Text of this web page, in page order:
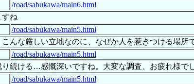
/road/sabukawa/main6.html
ね
/road/sabukawa/main5.html
んな厳しい立地なのに、なぜか人を惹きつける場所
/road/sabukawa/main5.html
続ける…感慨深いですね。大変な調査、お疲れ様で
/road/sabukawa/main5.html